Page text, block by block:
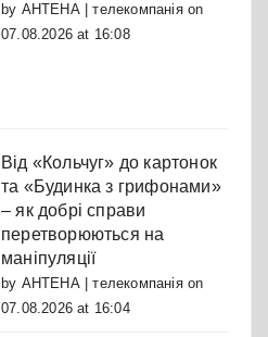
by АНТЕНА | телекомпаніяon
07.08.2026 at 16:08
Від «Кольчуг» до картонок
та «Будинка з грифонами»
– як добрі справи
перетворюються на
маніпуляції
by АНТЕНА | телекомпаніяon
07.08.2026 at 16:04